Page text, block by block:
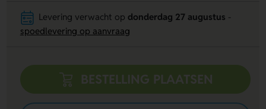
Levering verwacht op donderdag 27 augustus
spoedlevering op aanvraag
BESTELLING PLAATSEN